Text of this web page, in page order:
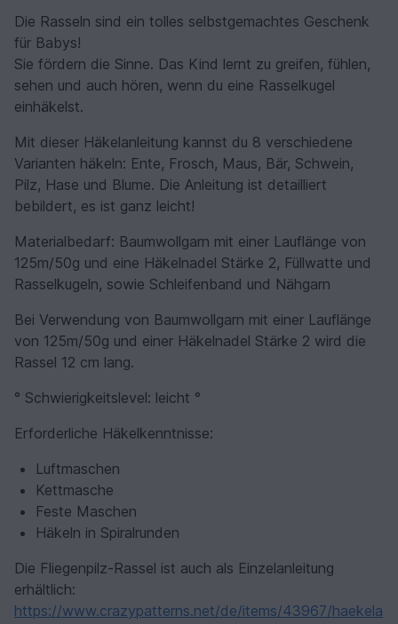
Die Rasseln sind ein tolles selbstgemachtes Geschenk
für Babys!
Sie fördern die Sinne. Das Kind lernt zu greifen, fühlen,
sehen und auch hören, wenn du eine Rasselkugel
einhäkelst.
Mit dieser Häkelanleitung kannst du 8 verschiedene
Varianten häkeln: Ente, Frosch, Maus, Bär, Schwein,
Pilz, Hase und Blume. Die Anleitung ist detailliert
bebildert, es ist ganz leicht!
Materialbedarf: Baumwollgarn mit einer Lauflänge von
125m/50g und eine Häkelnadel Stärke 2, Füllwatte und
Rasselkugeln, sowie Schleifenband und Nähgarn
Bei Verwendung von Baumwollgarn mit einer Lauflänge
von 125m/50g und einer Häkelnadel Stärke 2 wird die
Rassel 12 cm lang.
° Schwierigkeitslevel: leicht °
Erforderliche Häkelkenntnisse:
Luftmaschen
Kettmasche
Feste Maschen
Häkeln in Spiralrunden
Die Fliegenpilz-Rassel ist auch als Einzelanleitung
erhältlich:
https://www.crazypatterns.net/de/items/43967/haekela